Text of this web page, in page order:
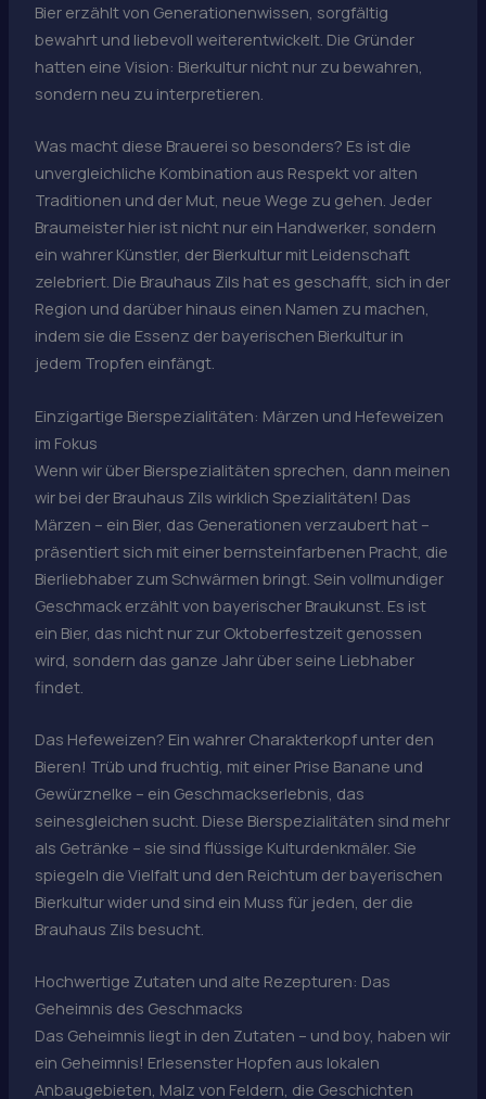
Bier erzählt von Generationenwissen, sorgfältig
bewahrt und liebevoll weiterentwickelt. Die Gründer
hatten eine Vision: Bierkultur nicht nur zu bewahren,
sondern neu zu interpretieren.
Was macht diese Brauerei so besonders? Es ist die
unvergleichliche Kombination aus Respekt vor alten
Traditionen und der Mut, neue Wege zu gehen. Jeder
Braumeister hier ist nicht nur ein Handwerker, sondern
ein wahrer Künstler, der Bierkultur mit Leidenschaft
zelebriert. Die Brauhaus Zils hat es geschafft, sich in der
Region und darüber hinaus einen Namen zu machen,
indem sie die Essenz der bayerischen Bierkultur in
jedem Tropfen einfängt.
Einzigartige Bierspezialitäten: Märzen und Hefeweizen
im Fokus
Wenn wir über Bierspezialitäten sprechen, dann meinen
wir bei der Brauhaus Zils wirklich Spezialitäten! Das
Märzen – ein Bier, das Generationen verzaubert hat –
präsentiert sich mit einer bernsteinfarbenen Pracht, die
Bierliebhaber zum Schwärmen bringt. Sein vollmundiger
Geschmack erzählt von bayerischer Braukunst. Es ist
ein Bier, das nicht nur zur Oktoberfestzeit genossen
wird, sondern das ganze Jahr über seine Liebhaber
findet.
Das Hefeweizen? Ein wahrer Charakterkopf unter den
Bieren! Trüb und fruchtig, mit einer Prise Banane und
Gewürznelke – ein Geschmackserlebnis, das
seinesgleichen sucht. Diese Bierspezialitäten sind mehr
als Getränke – sie sind flüssige Kulturdenkmäler. Sie
spiegeln die Vielfalt und den Reichtum der bayerischen
Bierkultur wider und sind ein Muss für jeden, der die
Brauhaus Zils besucht.
Hochwertige Zutaten und alte Rezepturen: Das
Geheimnis des Geschmacks
Das Geheimnis liegt in den Zutaten – und boy, haben wir
ein Geheimnis! Erlesenster Hopfen aus lokalen
Anbaugebieten, Malz von Feldern, die Geschichten